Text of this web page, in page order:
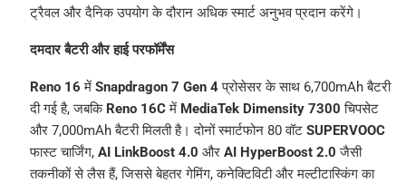
ट्रैवल और दैनिक उपयोग के दौरान अधिक स्मार्ट अनुभव प्रदान करेंगे।
दमदार बैटरी और हाई परफॉर्मेंस
Reno 16 में Snapdragon 7 Gen 4प्रोसेसर के साथ 6,700mAh बैटरी
दी गई है, जबकि Reno 16Cमें MediaTek Dimensity 7300 चिपसेट
और 7,000mAh बैटरी मिलती है। दोनों स्मार्टफोन 80 वॉट SUPERVOOC
फास्ट चार्जिंग, AI LinkBoost 4.0 और AI HyperBoost 2.0 जैसी
तकनीकों से लैस हैं, जिससे बेहतर गेमिंग, कनेक्टिविटी और मल्टीटास्किंग का